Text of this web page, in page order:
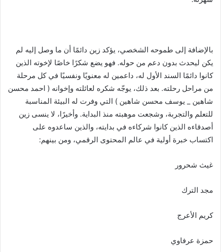
بالإضافة إلى طموحه الشخصي، يؤكد زين دائمًا أن ما وصل إليه لم
يكن ليحدث بدون دعم من حوله. فهو يضع شكرًا خاصًا لإخوته الذين
كانوا دائمًا السند الأول له، داعمين له معنويًا ونفسيًا في كل مرحلة
من مراحل رحلته. بعد ذلك، يوجّه شكره لعائلته وإخوانه ( احمد محسن
شاهين _ يوسف محسن شاهين ) التي وفرت له البيئة المناسبة
للتعلم والتجربة، وشجعت موهبته منذ البداية. وأخيرًا، لا ينسى زين
أصدقاءه الذين كانوا شركاءه في بدايته، والذين ساعدوه على
اكتساب خبرة أولية في عالم المحتوى الرقمي، ومن بينهم:
غيث شحرور
مجد الترك
كريم الأعرج
حمزة عرفاوي